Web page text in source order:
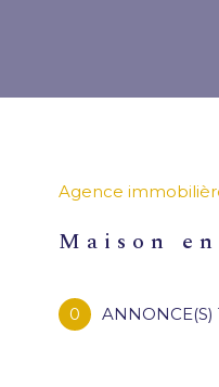
Agence
maison
0 ANNONCE(S)